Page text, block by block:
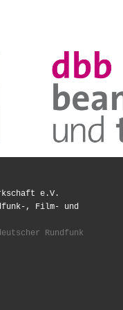
e.V.
, Film- und
Rundfunk